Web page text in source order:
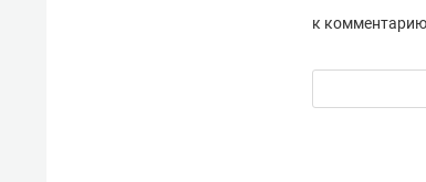
к комментарию